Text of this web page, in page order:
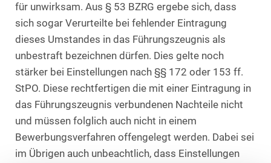
für unwirksam. Aus § 53 BZRG ergebe sich, dass
sich sogar Verurteilte bei fehlender Eintragung
dieses Umstandes in das Führungszeugnis als
unbestraft bezeichnen dürfen. Dies gelte noch
stärker bei Einstellungen nach §§ 172 oder 153 ff.
StPO. Diese rechtfertigen die mit einer Eintragung in
das Führungszeugnis verbundenen Nachteile nicht
und müssen folglich auch nicht in einem
Bewerbungsverfahren offengelegt werden. Dabei sei
im Übrigen auch unbeachtlich, dass Einstellungen